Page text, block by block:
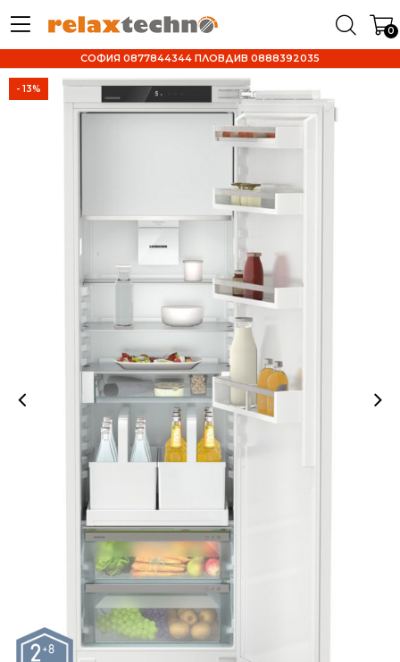
0
СОФИЯ 0877844344 ПЛОВДИВ 0888392035
- 13%